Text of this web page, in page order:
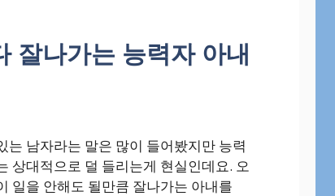
잘나가는 능력자 아내
는 남자라는 말은 많이 들어봤지만 능력
상대적으로 덜 들리는게 현실인데요. 오
일을 안해도 될만큼 잘나가는 아내를